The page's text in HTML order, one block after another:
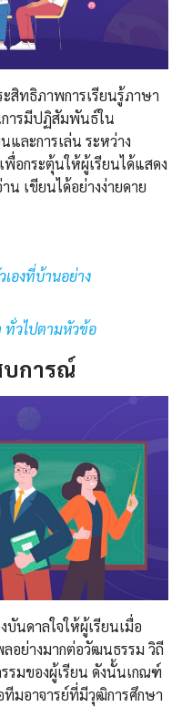
สิทธิภาพการเรียนรู้ภาษา
การมีปฏิสัมพันธ์ใน
และการเล่น ระหว่าง
อกระตุ้นให้ผู้เรียนได้แสดง
เขียนได้อย่างง่ายดาย
องที่บ้านอย่าง
วไปตามหัวข้อ
การณ์
นดาลใจให้ผู้เรียนเมื่อ
อย่างมากต่อวัฒนธรรม วิถี
รมของผู้เรียน ดังนั้นเกณฑ์
ทีมอาจารย์ที่มีวุฒิการศึกษา